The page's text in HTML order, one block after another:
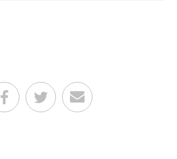
Teilen auf Facebook
Teilen auf Twitter
Per E-Mail senden